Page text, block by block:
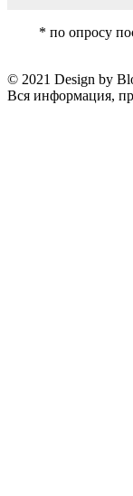
* по опросу
© 2021 Design by
Вся информация,